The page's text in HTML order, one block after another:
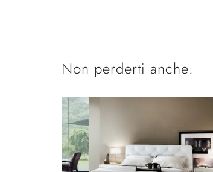
Non perderti anche: